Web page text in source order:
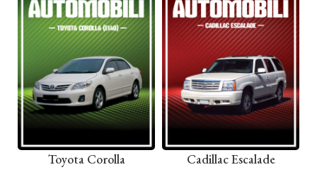
Toyota Corolla Cadillac Escalade